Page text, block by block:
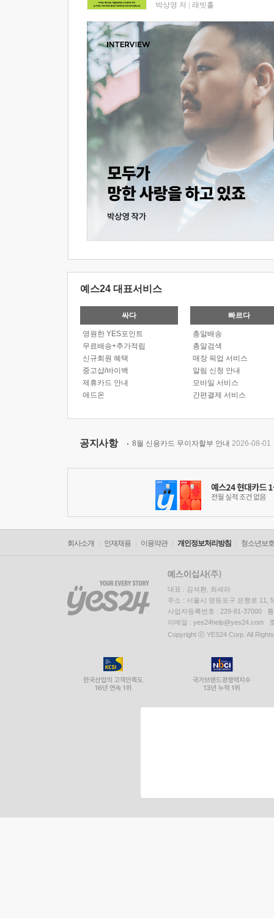
박상영 저 래빗홀
예스24 대표서비스
싸다
영원한 YES포인트
무료배송+추가적립
신규회원 혜택
중고샵/바이백
제휴카드 안내
애드온
빠르다
총알배송
총알검색
매장 픽업 서비스
알림 신청 안내
모바일 서비스
간편결제 서비스
공지사항 8월 신용카드 무이자할부 안내 2026-08-01
회사소개 인재채용 이용약관 개인정보처리방침 청소년보
대표 : 김석환, 최세라
주소 : 서울시 영등포구 은행로 11,
사업자등록번호 : 229-81-37000
이메일 : yes24help@yes24.com
Copyright ⓒ YES24 Corp. All